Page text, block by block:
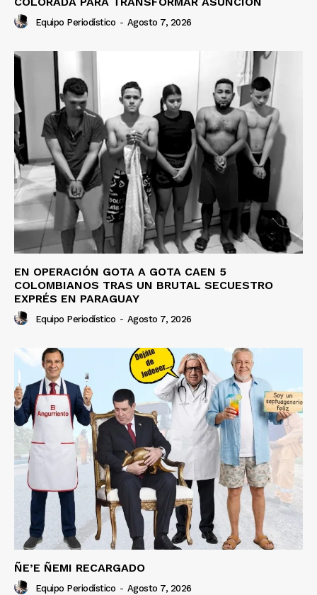
Equipo Periodístico - Agosto 7, 2026
EN OPERACIÓN GOTA A GOTA CAEN 5
COLOMBIANOS TRAS UN BRUTAL SECUESTRO
EXPRÉS EN PARAGUAY
Equipo Periodístico - Agosto 7, 2026
ÑE’E ÑEMI RECARGADO
Equipo Periodístico - Agosto 7, 2026